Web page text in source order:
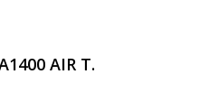
AIR T.